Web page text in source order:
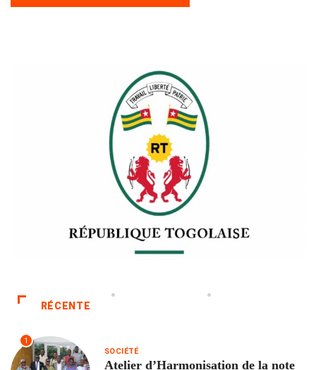
RÉCENTE
1
SOCIÉTÉ
Atelier d’Harmonisation de la note